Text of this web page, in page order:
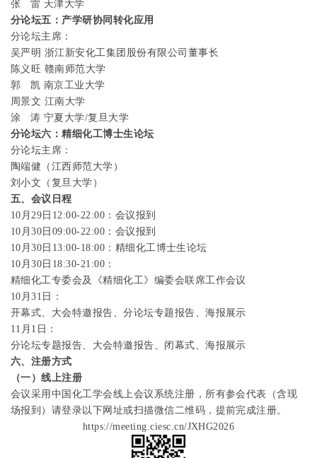
张 雷 天津大学
分论坛五：产学研协同转化应用
分论坛主席：
吴严明 浙江新安化工集团股份有限公司董事长
陈义旺 赣南师范大学
郭 凯 南京工业大学
周景文 江南大学
涂 涛 宁夏大学/复旦大学
分论坛六：精细化工博士生论坛
分论坛主席：
陶端健（江西师范大学）
刘小文（复旦大学）
五、会议日程
10 月29 日 12:00-22:00：会议报到
10 月30 日 09:00-22:00 ：会议报到
10 月30 日 13:00-18:00 ： 精细化工博士生论坛
10 月30 日 18:30-21:00 ：
精细化工专委会及《精细化工》编委会联席工作会议
10 月31 日：
开幕式、大会特邀报告、分论坛专题报告、海报展示
11 月 1 日：
分论坛专题报告、大会特邀报告、闭幕式、海报展示
六、注册方式
（一）线上注册
会议采用中国化工学会线上会议系统注册，所有参会代表（含现
场报到）请登录以下网址或扫描微信二维码，提前完成注册。
https://meeting.ciesc.cn/JXHG2026